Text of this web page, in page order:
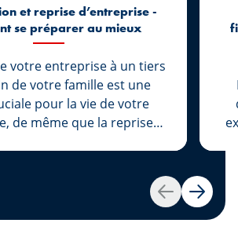
Retour
et reprise d’entreprise -
se préparer au mieux
votre entreprise à un tiers
de votre famille est une
pour la vie de votre
de même que la reprise
ces deux démarches
se font tout en étant
et accompagné par des